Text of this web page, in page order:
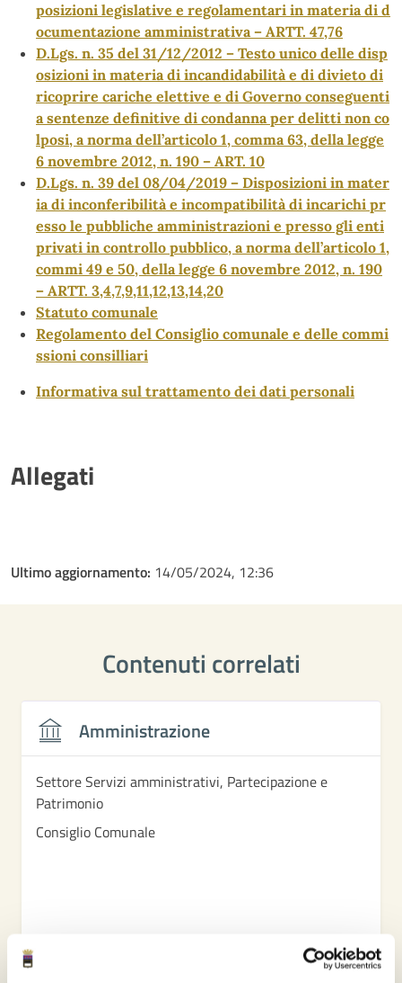
posizioni legislative e regolamentari in materia di d
ocumentazione amministrativa – ARTT. 47,76
D.Lgs. n. 35 del 31/12/2012 – Testo unico delle disp
osizioni in materia di incandidabilità e di divieto di
ricoprire cariche elettive e di Governo conseguenti
a sentenze definitive di condanna per delitti non co
lposi, a norma dell’articolo 1, comma 63, della legge
6 novembre 2012, n. 190 – ART. 10
D.Lgs. n. 39 del 08/04/2019 – Disposizioni in mater
ia di inconferibilità e incompatibilità di incarichi pr
esso le pubbliche amministrazioni e presso gli enti
privati in controllo pubblico, a norma dell’articolo 1,
commi 49 e 50, della legge 6 novembre 2012, n. 190
– ARTT. 3,4,7,9,11,12,13,14,20
Statuto comunale
Regolamento del Consiglio comunale e delle commi
ssioni consilliari
Informativa sul trattamento dei dati personali
Allegati
Ultimo aggiornamento: 14/05/2024, 12:36
Contenuti correlati
Amministrazione
Settore Servizi amministrativi, Partecipazione e
Patrimonio
Consiglio Comunale